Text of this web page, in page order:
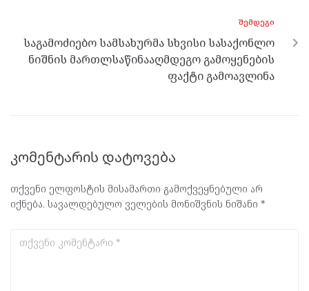
ᲨᲔᲛᲓᲔᲒᲘ
საგამოძიებო სამსახურმა სხვისი სასაქონლო
ნიშნის მართლსაწინააღმდეგო გამოყენების
ფაქტი გამოავლინა
კომენტარის დატოვება
თქვენი ელფოსტის მისამართი გამოქვეყნებული არ
იქნება. სავალდებულო ველების მონიშვნის ნიშანი *